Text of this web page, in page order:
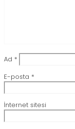
Ad *
E-posta *
İnternet sitesi